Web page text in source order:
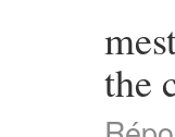
the